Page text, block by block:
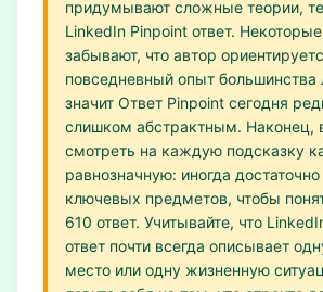
придумывают сложные теории,
LinkedIn Pinpoint ответ.
забывают, что автор
повседневный опыт большинства
значит Ответ Pinpoint сегодня
слишком абстрактным. Наконец,
смотреть на каждую подсказку
равнозначную: иногда достаточно
ключевых предметов, чтобы
610 ответ. Учитывайте, что
ответ почти всегда описывает
место или одну жизненную